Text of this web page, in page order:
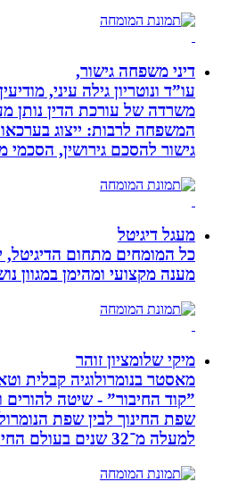
דיני משפחה גישור,
עו”ד ונוטריון גילה עיני,
משרדה של עורכת הדין נותן
המשפחה לרבות: ייצוג
גישור להסכם גירושין, הסכמי
מעגל דיגיטל
כל המומחים מתחום הדיגיטל,
מענה מקצועי ומהימן במגוון
מיקי שלומציון זוהר
מאסטר בנומרולוגיה קבלית
”קוד החיבור” - שיטה להורים
שפת החינוך לבין שפת
למעלה מ־32 שנים בעולם החינוך.